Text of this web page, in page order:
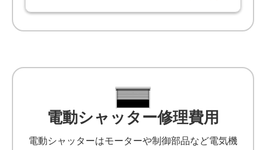
電動シャッター修理費用
電動シャッターはモーターや制御部品など電気機